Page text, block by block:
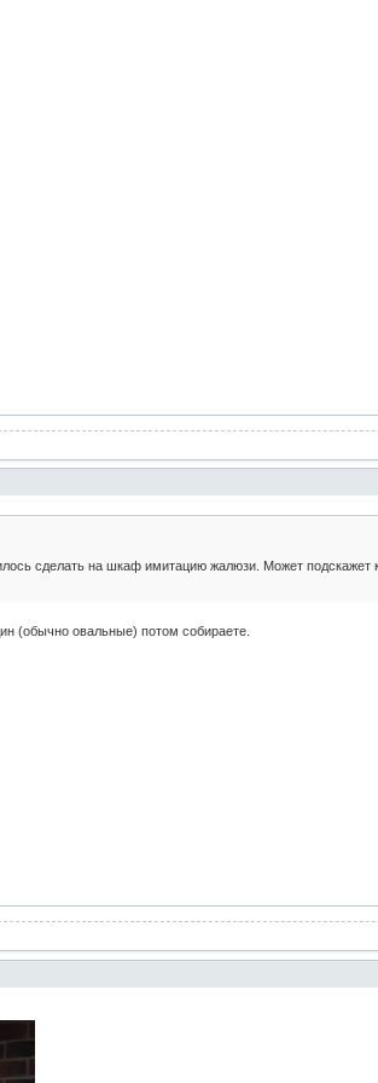
сделать на шкаф имитацию жалюзи. Может подскажет
(обычно овальные) потом собираете.